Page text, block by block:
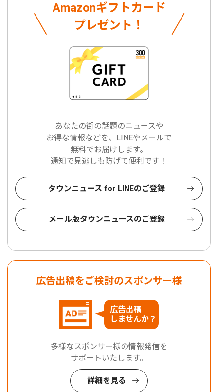
Amazonギフトカード
プレゼント！
あなたの街の話題のニュースや
お得な情報などを、LINEやメールで
無料でお届けします。
通知で見逃しも防げて便利です！
タウンニュース for LINEのご登録
メール版タウンニュースのご登録
広告出稿をご検討のスポンサー様
広告出稿
しませんか？
多様なスポンサー様の情報発信を
サポートいたします。
詳細を見る